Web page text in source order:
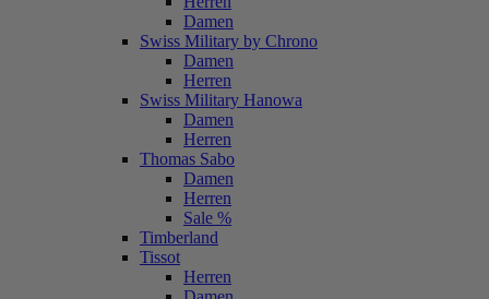
Damen
Swiss Military by Chrono
Damen
Herren
Swiss Military Hanowa
Damen
Herren
Thomas Sabo
Damen
Herren
Sale %
Timberland
Tissot
Herren